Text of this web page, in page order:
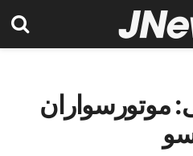
موتورسواران